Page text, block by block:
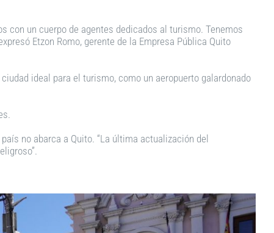
con un cuerpo de agentes dedicados al turismo. Tenemos
Etzon Romo, gerente de la Empresa Pública Quito
ideal para el turismo, como un aeropuerto galardonado
no abarca a Quito. “La última actualización del